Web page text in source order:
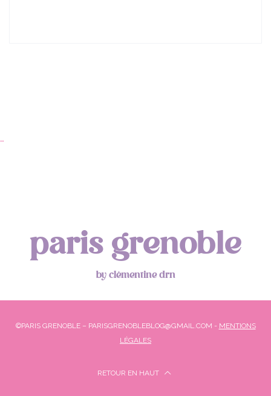
…
paris grenoble
by clémentine drn
©PARIS GRENOBLE – PARISGRENOBLEBLOG@GMAIL.COM - MENTIONS
LÉGALES
RETOUR EN HAUT